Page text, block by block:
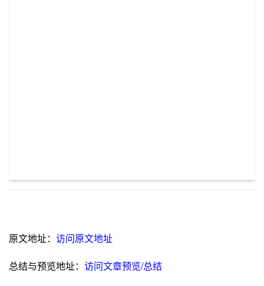
原文地址： 访问原文地址
总结与预览地址： 访问文章预览/总结